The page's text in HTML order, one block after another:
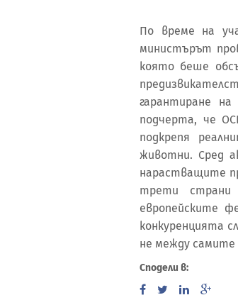
По време на
министърът
която беше
гарантиране на
подчерта, че
подкрепя
животни. Сред
нарастващите
трети страни
европейските
конкуренцията
не между самите
Сподели в: